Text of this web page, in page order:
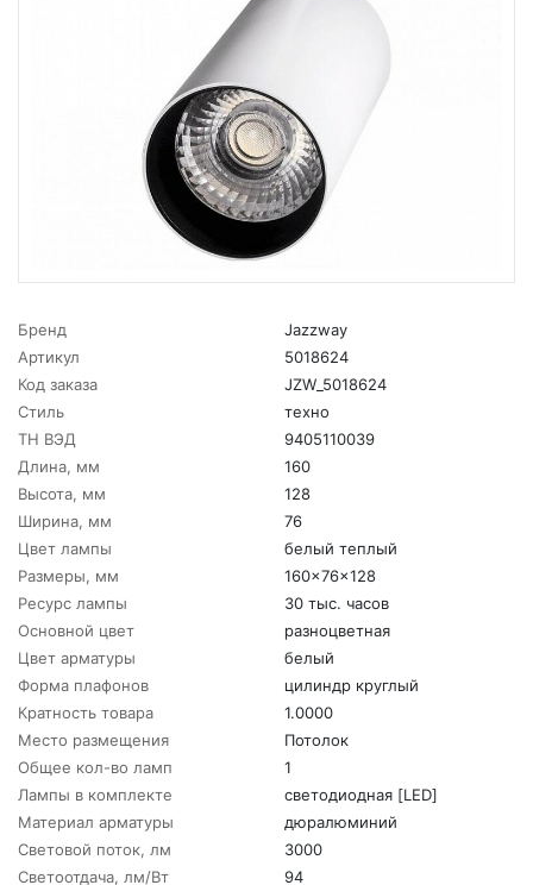
Бренд
Jazzway
Артикул
5018624
Код заказа
JZW_5018624
Стиль
техно
ТН ВЭД
9405110039
Длина, мм
160
Высота, мм
128
Ширина, мм
76
Цвет лампы
белый теплый
Размеры, мм
160x76x128
Ресурс лампы
30 тыс. часов
Основной цвет
разноцветная
Цвет арматуры
белый
Форма плафонов
цилиндр круглый
Кратность товара
1.0000
Место размещения
Потолок
Общее кол-во ламп
1
Лампы в комплекте
светодиодная [LED]
Материал арматуры
дюралюминий
Световой поток, лм
3000
Светоотдача, лм/Вт
94